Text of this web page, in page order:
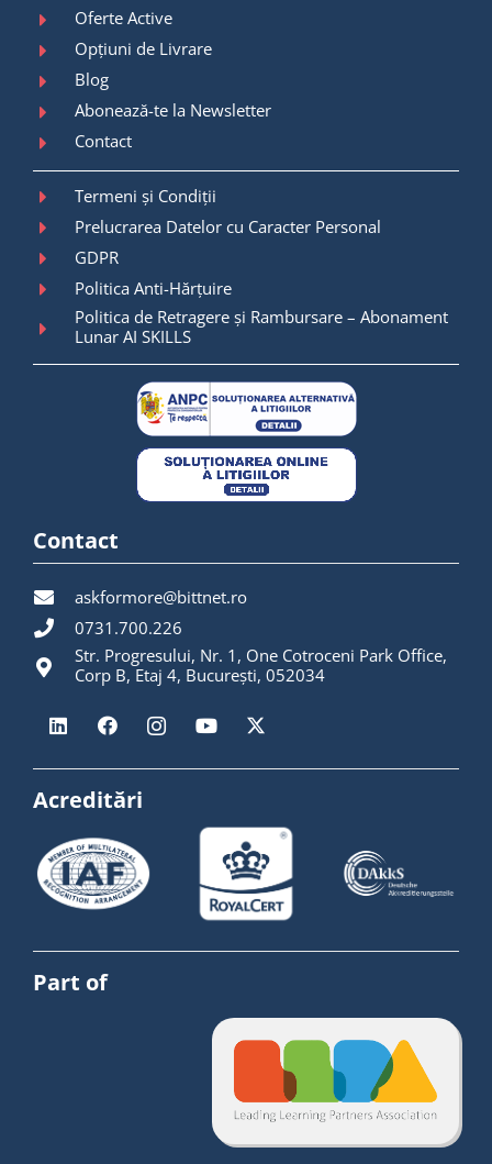
Oferte Active
Opțiuni de Livrare
Blog
Abonează-te la Newsletter
Contact
Termeni și Condiții
Prelucrarea Datelor cu Caracter Personal
GDPR
Politica Anti-Hărțuire
Politica de Retragere și Rambursare – Abonament
Lunar AI SKILLS
Contact
askformore@bittnet.ro
0731.700.226
Str. Progresului, Nr. 1, One Cotroceni Park Office,
Corp B, Etaj 4, București, 052034
Acreditări
Part of